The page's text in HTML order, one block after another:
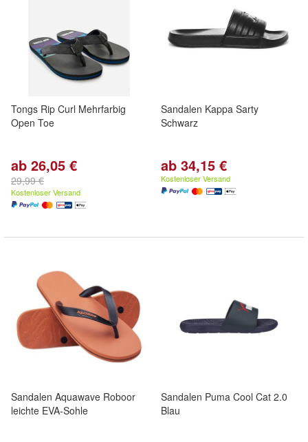
Tongs Rip Curl Mehrfarbig
Open Toe
ab 26,05 €
29,99 €
Kostenloser Versand
Sandalen Kappa Sarty
Schwarz
ab 34,15 €
Kostenloser Versand
Sandalen Aquawave Roboor
leichte EVA-Sohle
Sandalen Puma Cool Cat 2.0
Blau